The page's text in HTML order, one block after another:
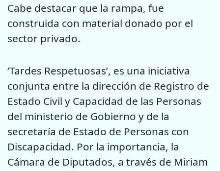
Cabe destacar que la rampa, fue
construida con material donado por el
sector privado.
‘Tardes Respetuosas’, es una iniciativa
conjunta entre la dirección de Registro de
Estado Civil y Capacidad de las Personas
del ministerio de Gobierno y de la
secretaría de Estado de Personas con
Discapacidad. Por la importancia, la
Cámara de Diputados, a través de Miriam